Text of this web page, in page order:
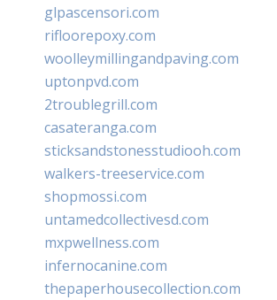
glpascensori.com
rifloorepoxy.com
woolleymillingandpaving.com
uptonpvd.com
2troublegrill.com
casateranga.com
sticksandstonesstudiooh.com
walkers-treeservice.com
shopmossi.com
untamedcollectivesd.com
mxpwellness.com
infernocanine.com
thepaperhousecollection.com